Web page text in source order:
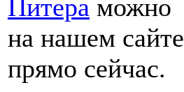
Питера можно
на нашем сайте
прямо сейчас.